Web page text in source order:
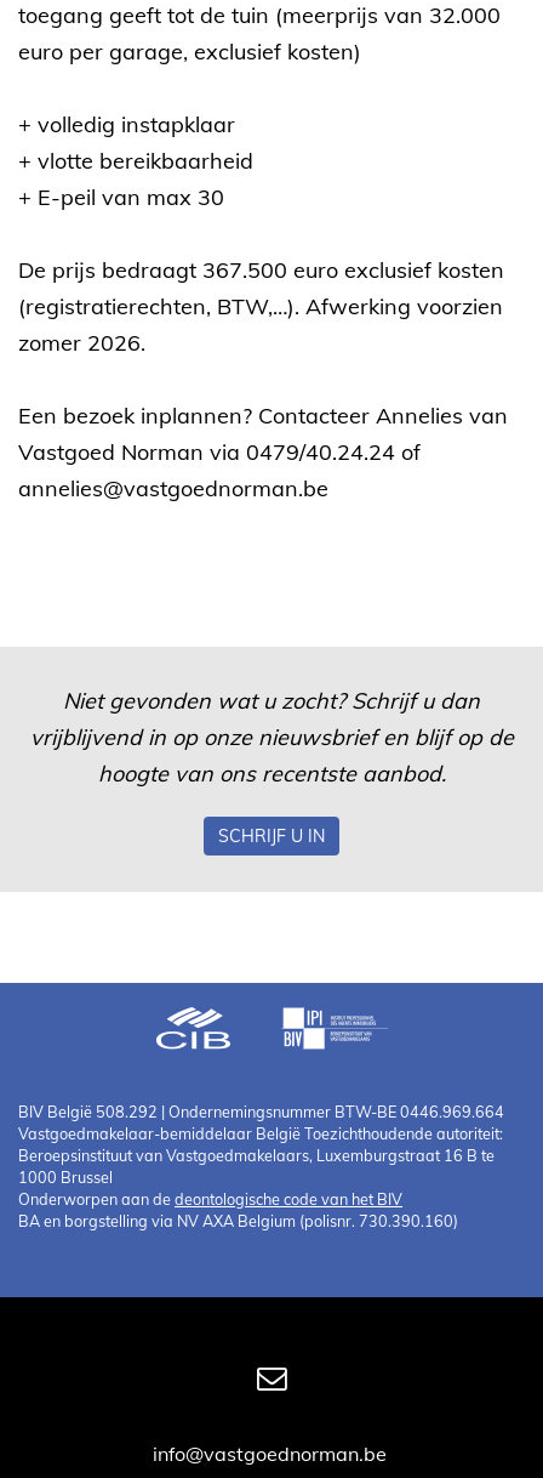
toegang geeft tot de tuin (meerprijs van 32.000
euro per garage, exclusief kosten)
+ volledig instapklaar
+ vlotte bereikbaarheid
+ E-peil van max 30
De prijs bedraagt 367.500 euro exclusief kosten
(registratierechten, BTW,…). Afwerking voorzien
zomer 2026.
Een bezoek inplannen? Contacteer Annelies van
Vastgoed Norman via 0479/40.24.24 of
annelies@vastgoednorman.be
Niet gevonden wat u zocht? Schrijf u dan
vrijblijvend in op onze nieuwsbrief en blijf op de
hoogte van ons recentste aanbod.
SCHRIJF U IN
BIV België 508.292 | Ondernemingsnummer BTW-BE 0446.969.664
Vastgoedmakelaar-bemiddelaar België Toezichthoudende autoriteit:
Beroepsinstituut van Vastgoedmakelaars, Luxemburgstraat 16 B te
1000 Brussel
Onderworpen aan dedeontologische code van het BIV
BA en borgstelling via NV AXA Belgium (polisnr. 730.390.160)
info@vastgoednorman.be